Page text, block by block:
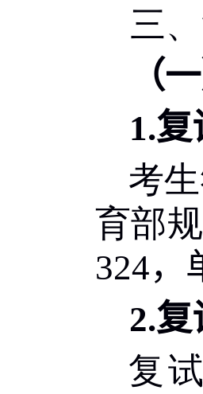
三
（
1.复
考
育部
324，
2.复
复